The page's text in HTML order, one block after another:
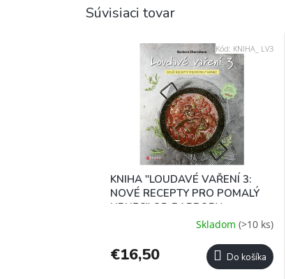
Súvisiaci tovar
KNIHA "LOUDAVÉ VAŘENÍ 3:
NOVÉ RECEPTY PRO POMALÝ
HRNEC" OD BARBORY
CHARVÁTOVEJ (ČESKY)
Skladom (>10 ks)
€16,50 Do košíka
Kód: KNIHA_ LV3